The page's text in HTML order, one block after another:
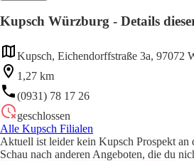
Kupsch Würzburg - Details
Kupsch, Eichendorffstraße 3a, 97072
1,27 km
(0931) 78 17 26
geschlossen
Alle Kupsch Filialen
Aktuell ist leider kein Kupsch Prospekt an
Schau nach anderen Angeboten, die du